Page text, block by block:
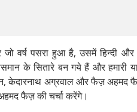
जो वर्ष पसरा हुआ है, उसमें
के सितारे बन गये हैं और हमारी
केदारनाथ अग्रवाल और फैज़ अहमद
फैज़ की चर्चा करेंगे।